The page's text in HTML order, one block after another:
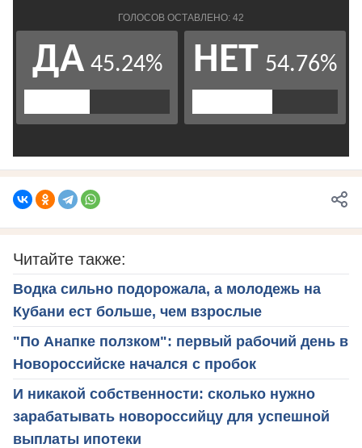
Читайте также:
Водка сильно подорожала, а молодежь на
Кубани ест больше, чем взрослые
"По Анапке ползком": первый рабочий день в
Новороссийске начался с пробок
И никакой собственности: сколько нужно
зарабатывать новороссийцу для успешной
выплаты ипотеки